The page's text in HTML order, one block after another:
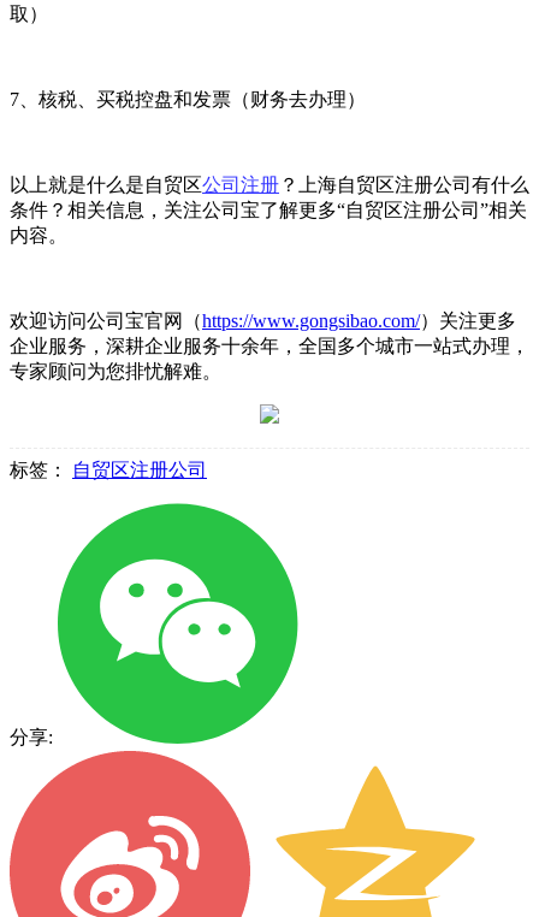
取）
7、核税、买税控盘和发票（财务去办理）
以上就是什么是自贸区公司注册 ？上海自贸区注册公司有什么
条件？相关信息，关注公司宝了解更多“自贸区注册公司”相关
内容。
欢迎访问公司宝官网（https://www.gongsibao.com/）关注更多
企业服务，深耕企业服务十余年，全国多个城市一站式办理，
专家顾问为您排忧解难。
标签： 自贸区注册公司
分享: